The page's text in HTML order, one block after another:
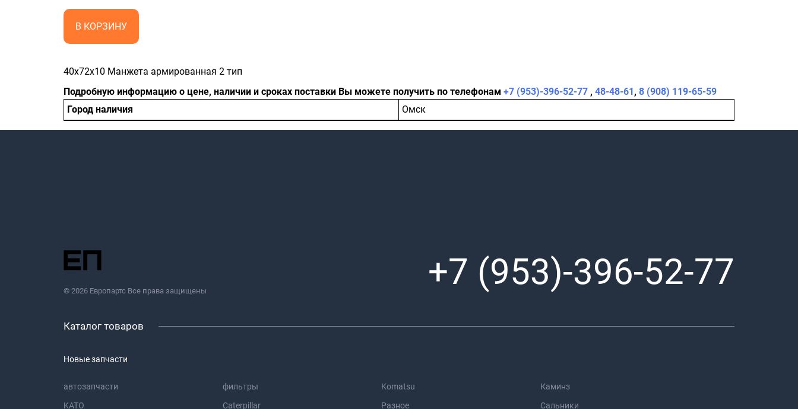
В КОРЗИНУ
40x72x10 Манжета армированная 2 тип
Подробную информацию о цене, наличии и сроках поставки Вы можете получить по телефонам +7 (953)-396-52-77 , 48-48-61, 8 (908) 119-65-59
Город наличия
Омск
© 2026 Европартс Все права защищены +7 (953)-396-52-77
Каталог товаров
Новые запчасти
автозапчасти фильтры Komatsu
Каминз
KATO
Caterpillar Разное
Сальники